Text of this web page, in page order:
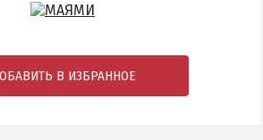
В ИЗБРАННОЕ